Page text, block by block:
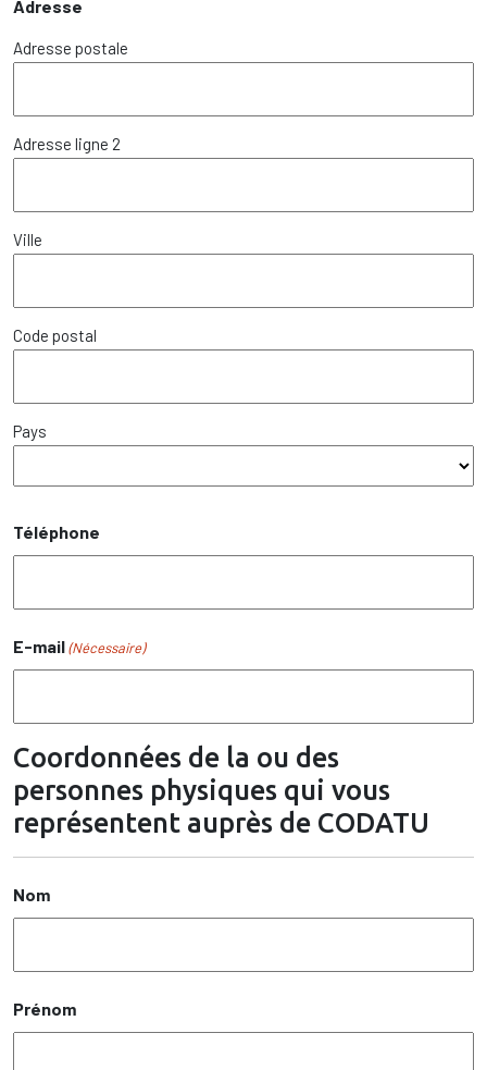
Adresse
Adresse postale
Adresse ligne 2
Ville
Code postal
Pays
Téléphone
E-mail (Nécessaire)
Coordonnées de la ou des
personnes physiques qui vous
représentent auprès de CODATU
Nom
Prénom